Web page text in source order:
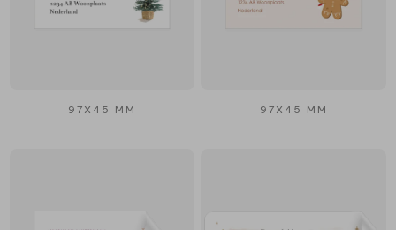
97X45 MM 97X45 MM